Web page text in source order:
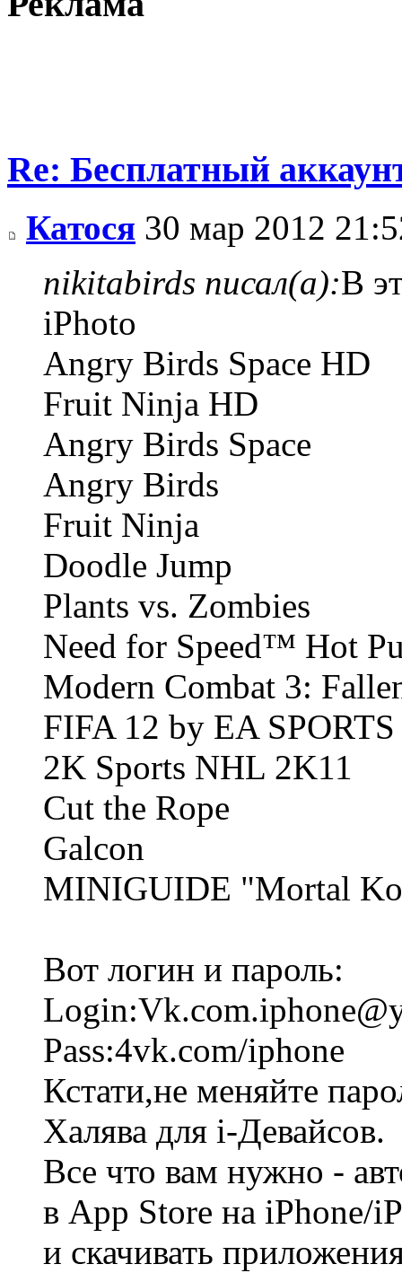
Re: Бесплатный
Катося 30 мар 2012
nikitabirds писал(а):В
iPhoto
Angry Birds Space HD
Fruit Ninja HD
Angry Birds Space
Angry Birds
Fruit Ninja
Doodle Jump
Plants vs. Zombies
Need for Speed™ Hot
Modern Combat 3:
FIFA 12 by EA SPORTS
2K Sports NHL 2K11
Cut the Rope
Galcon
MINIGUIDE "Mortal
Вот логин и пароль:
Pass:4vk.com/iphone
Кстати,не меняйте
Халява для i-Девайсов.
Все что вам нужно -
в App Store на iPhone/
и скачивать